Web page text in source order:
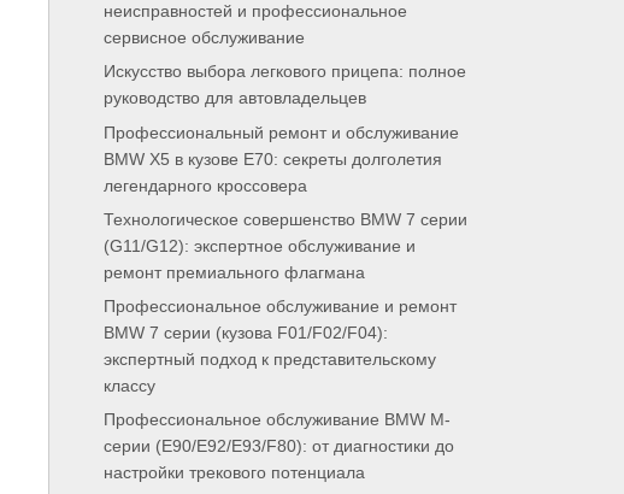
неисправностей и профессиональное
сервисное обслуживание
Искусство выбора легкового прицепа: полное
руководство для автовладельцев
Профессиональный ремонт и обслуживание
BMW X5 в кузове E70: секреты долголетия
легендарного кроссовера
Технологическое совершенство BMW 7 серии
(G11/G12): экспертное обслуживание и
ремонт премиального флагмана
Профессиональное обслуживание и ремонт
BMW 7 серии (кузова F01/F02/F04):
экспертный подход к представительскому
классу
Профессиональное обслуживание BMW M-
серии (E90/E92/E93/F80): от диагностики до
настройки трекового потенциала